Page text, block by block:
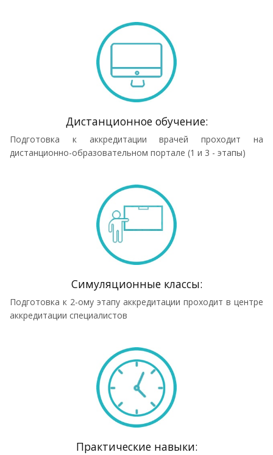
Дистанционное обучение:
Подготовка к аккредитации врачей проходит на
дистанционно-образовательном портале (1 и 3 - этапы)
Симуляционные классы:
Подготовка к 2-ому этапу аккредитации проходит в центре
аккредитации специалистов
Практические навыки: